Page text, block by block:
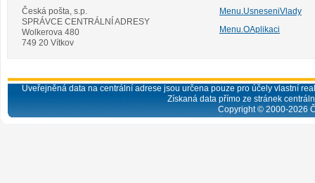
Česká pošta, s.p.
SPRÁVCE CENTRÁLNÍ ADRESY
Wolkerova 480
749 20 Vítkov
Menu.UsneseniVlady
Menu.OAplikaci
Uveřejněná data na centrální adrese jsou určena pouze pro účely vlastní
Získaná data přímo ze stránek
Copyright © 2000-2026